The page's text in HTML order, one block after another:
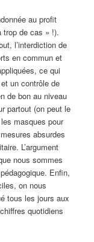
au profit
trop de cas » !).
l’interdiction de
en commun et
ce qui
un contrôle de
de bon au niveau
partout (on peut le
masques pour
absurdes
L’argument
nous sommes
Enfin,
on nous
tous les jours aux
quotidiens